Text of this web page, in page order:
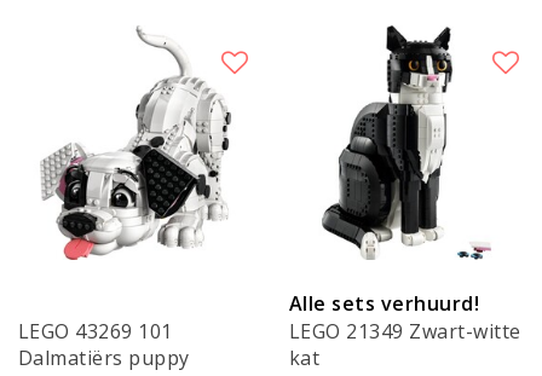
LEGO 43269 101
Dalmatiërs puppy
Alle sets verhuurd!
LEGO 21349 Zwart-witte
kat